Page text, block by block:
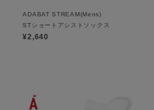
ADABAT STREAM(Mens)
STショートアシストソックス
¥2,640